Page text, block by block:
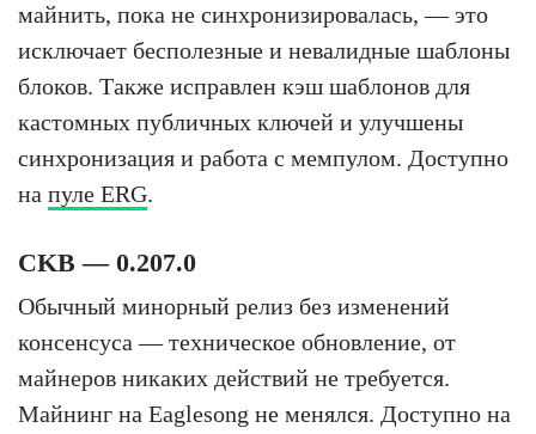
майнить, пока не синхронизировалась, — это
исключает бесполезные и невалидные шаблоны
блоков. Также исправлен кэш шаблонов для
кастомных публичных ключей и улучшены
синхронизация и работа с мемпулом. Доступно
на пуле ERG.
CKB — 0.207.0
Обычный минорный релиз без изменений
консенсуса — техническое обновление, от
майнеров никаких действий не требуется.
Майнинг на Eaglesong не менялся. Доступно на